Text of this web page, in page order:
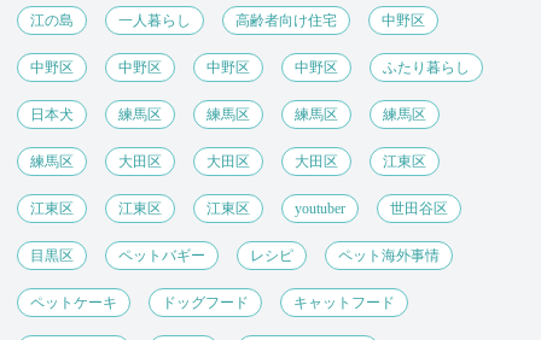
江の島 一人暮らし 高齢者向け住宅 中野区
中野区 中野区 中野区 中野区 ふたり暮らし
日本犬 練馬区 練馬区 練馬区 練馬区
練馬区 大田区 大田区 大田区 江東区
江東区 江東区 江東区 youtuber 世田谷区
目黒区 ペットバギー レシピ ペット海外事情
ペットケーキ ドッグフード キャットフード